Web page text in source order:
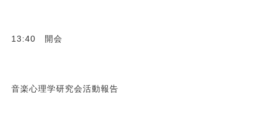
13:40 開会
音楽心理学研究会活動報告